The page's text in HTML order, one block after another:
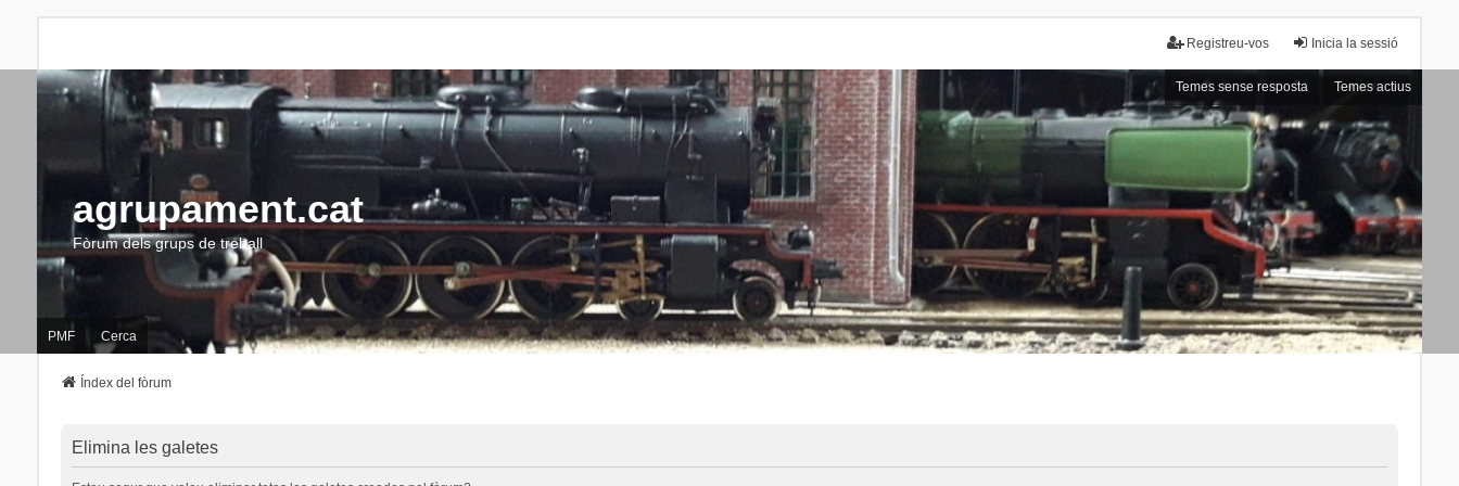
Inicia la sessió
Registreu-vos
Temes sense resposta Temes actius
agrupament.cat
Fòrum dels grups de treball
PMF Cerca
Índex del fòrum
Elimina les galetes